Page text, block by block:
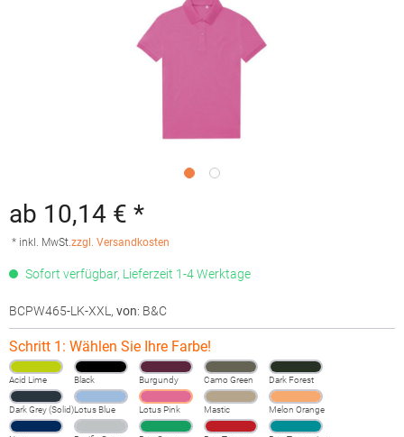
ab 10,14 € *
* inkl. MwSt.zzgl. Versandkosten
Sofort verfügbar, Lieferzeit 1-4 Werktage
BCPW465-LK-XXL , von: B&C
Schritt 1: Wählen Sie Ihre Farbe!
Acid Lime Black Burgundy Camo Green Dark Forest
Dark Grey (Solid)Lotus Blue Lotus Pink Mastic Melon Orange